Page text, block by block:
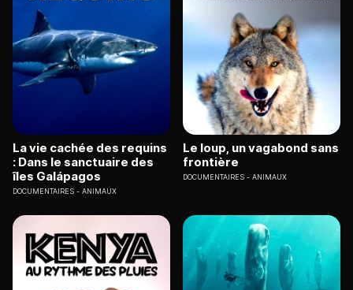
La vie cachée des requins
: Dans le sanctuaire des
îles Galápagos
DOCUMENTAIRES ANIMAUX
Le loup, un vagabond sans
frontière
DOCUMENTAIRES ANIMAUX